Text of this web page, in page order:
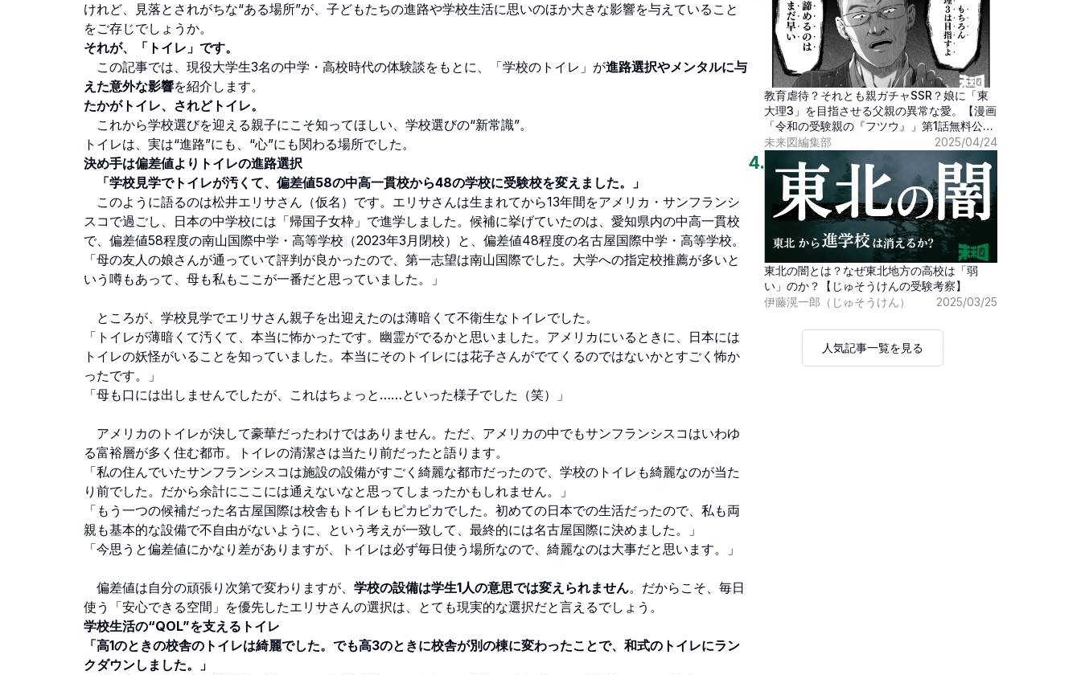
けれど、見落とされがちな“ある場所”が、子どもたちの進路や学校生活に思いのほか大きな影響を与えていること
をご存じでしょうか。
それが、「トイレ」です。
この記事では、現役大学生3名の中学・高校時代の体験談をもとに、「学校のトイレ」が進路選択やメンタルに与
えた意外な影響を紹介します。
たかがトイレ、されどトイレ。
これから学校選びを迎える親子にこそ知ってほしい、学校選びの“新常識”。
トイレは、実は“進路”にも、“心”にも関わる場所でした。
決め手は偏差値よりトイレの進路選択
「学校見学でトイレが汚くて、偏差値58の中高一貫校から48の学校に受験校を変えました。」
このように語るのは松井エリサさん（仮名）です。エリサさんは生まれてから13年間をアメリカ・サンフランシ
スコで過ごし、日本の中学校には「帰国子女枠」で進学しました。候補に挙げていたのは、愛知県内の中高一貫校
で、偏差値58程度の南山国際中学・高等学校（2023年3月閉校）と、偏差値48程度の名古屋国際中学・高等学校。
「母の友人の娘さんが通っていて評判が良かったので、第一志望は南山国際でした。大学への指定校推薦が多いと
いう噂もあって、母も私もここが一番だと思っていました。」
ところが、学校見学でエリサさん親子を出迎えたのは薄暗くて不衛生なトイレでした。
「トイレが薄暗くて汚くて、本当に怖かったです。幽霊がでるかと思いました。アメリカにいるときに、日本には
トイレの妖怪がいることを知っていました。本当にそのトイレには花子さんがでてくるのではないかとすごく怖か
ったです。」
「母も口には出しませんでしたが、これはちょっと……といった様子でした（笑）」
アメリカのトイレが決して豪華だったわけではありません。ただ、アメリカの中でもサンフランシスコはいわゆ
る富裕層が多く住む都市。トイレの清潔さは当たり前だったと語ります。
「私の住んでいたサンフランシスコは施設の設備がすごく綺麗な都市だったので、学校のトイレも綺麗なのが当た
り前でした。だから余計にここには通えないなと思ってしまったかもしれません。」
「もう一つの候補だった名古屋国際は校舎もトイレもピカピカでした。初めての日本での生活だったので、私も両
親も基本的な設備で不自由がないように、という考えが一致して、最終的には名古屋国際に決めました。」
「今思うと偏差値にかなり差がありますが、トイレは必ず毎日使う場所なので、綺麗なのは大事だと思います。」
偏差値は自分の頑張り次第で変わりますが、 学校の設備は学生1人の意思では変えられません。だからこそ、毎日
使う「安心できる空間」を優先したエリサさんの選択は、とても現実的な選択だと言えるでしょう。
学校生活の“QOL”を支えるトイレ
「高1のときの校舎のトイレは綺麗でした。でも高3のときに校舎が別の棟に変わったことで、和式のトイレにラン
クダウンしました。」
教育虐待？それとも親ガチャSSR？娘に「東
大理3」を目指させる父親の異常な愛。【漫画
「令和の受験親の『フツウ』」第1話無料公
開】
未来図編集部 2025/04/24
4.
東北の闇とは？なぜ東北地方の高校は「弱
い」のか？【じゅそうけんの受験考察】
伊藤滉一郎（じゅそうけん）
2025/03/25
人気記事一覧を見る